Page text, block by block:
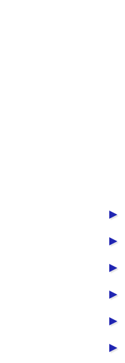
►
►
►
►
►
►